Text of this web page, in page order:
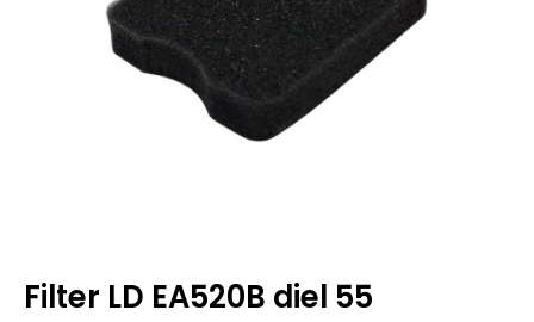
Filter LD EA520B diel 55